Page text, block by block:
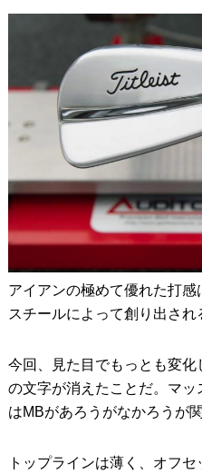
アイアンの極めて優れた打
スチールによって創り出され
今回、見た目でもっとも変
の文字が消えたことだ。マ
はMBがあろうがなかろうが関
トップラインは薄く、オフ